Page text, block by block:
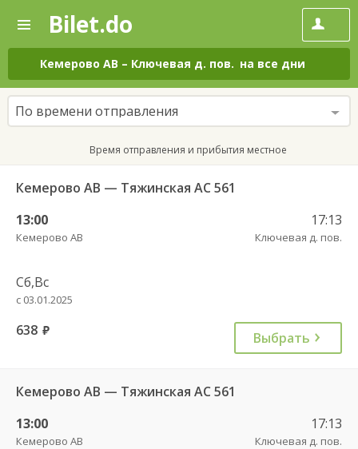
—
Поиск
и
покупка
билетов
на
автобус
онлайн
Bilet.do
Кемерово АВ – Ключевая д. пов. на все дни
По времени отправления
Время отправления и прибытия местное
Кемерово АВ — Тяжинская АС 561
13:00
Кемерово АВ
17:13
Ключевая д. пов.
Сб,Вс
с 03.01.2025
638 руб. Выбрать
Кемерово АВ — Тяжинская АС 561
13:00
Кемерово АВ
17:13
Ключевая д. пов.